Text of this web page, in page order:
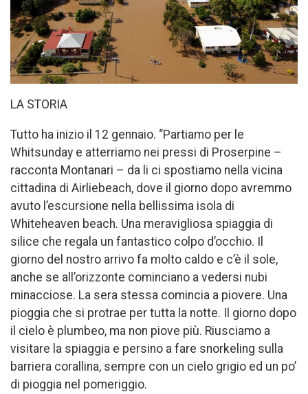
LA STORIA
Tutto ha inizio il 12 gennaio. “Partiamo per le
Whitsunday e atterriamo nei pressi di Proserpine –
racconta Montanari – da li ci spostiamo nella vicina
cittadina di Airliebeach, dove il giorno dopo avremmo
avuto l’escursione nella bellissima isola di
Whiteheaven beach. Una meravigliosa spiaggia di
silice che regala un fantastico colpo d’occhio. Il
giorno del nostro arrivo fa molto caldo e c’è il sole,
anche se all’orizzonte cominciano a vedersi nubi
minacciose. La sera stessa comincia a piovere. Una
pioggia che si protrae per tutta la notte. Il giorno dopo
il cielo è plumbeo, ma non piove più. Riusciamo a
visitare la spiaggia e persino a fare snorkeling sulla
barriera corallina, sempre con un cielo grigio ed un po’
di pioggia nel pomeriggio.